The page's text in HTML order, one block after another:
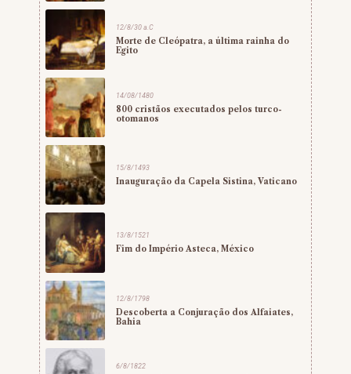
12/8/30 a.C
Morte de Cleópatra, a última rainha do
Egito
14/08/1480
800 cristãos executados pelos turco-
otomanos
15/8/1493
Inauguração da Capela Sistina, Vaticano
13/8/1521
Fim do Império Asteca, México
12/8/1798
Descoberta a Conjuração dos Alfaiates,
Bahia
6/8/1822